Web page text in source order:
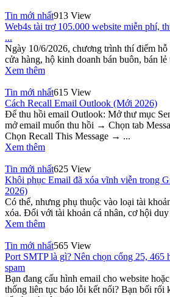
Tin mới nhất913 View
Web4s tài trợ 105.000 website miễn phí,
...
Ngày 10/6/2026, chương trình thí điểm hỗ
cửa hàng, hộ kinh doanh bán buôn, bán lẻ
Xem thêm
Tin mới nhất615 View
Cách Recall Email Outlook (Mới 2026)
Để thu hồi email Outlook: Mở thư mục
mở email muốn thu hồi → Chọn tab
Chọn Recall This Message → ...
Xem thêm
Tin mới nhất625 View
Khôi phục Email đã xóa vĩnh viễn trong
2026)
Có thể, nhưng phụ thuộc vào loại tài
xóa. Đối với tài khoản cá nhân, cơ hội
Xem thêm
Tin mới nhất565 View
Port SMTP là gì? Nên chọn cổng 25, 465
spam
Bạn đang cấu hình email cho website
thống liên tục báo lỗi kết nối? Bạn bối rối